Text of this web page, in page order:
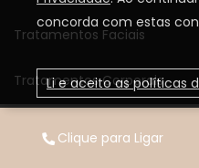
Tratamentos Faciais
Tratamentos Corporais
Clique para Ligar
concorda com estas
Li e aceito as políticas